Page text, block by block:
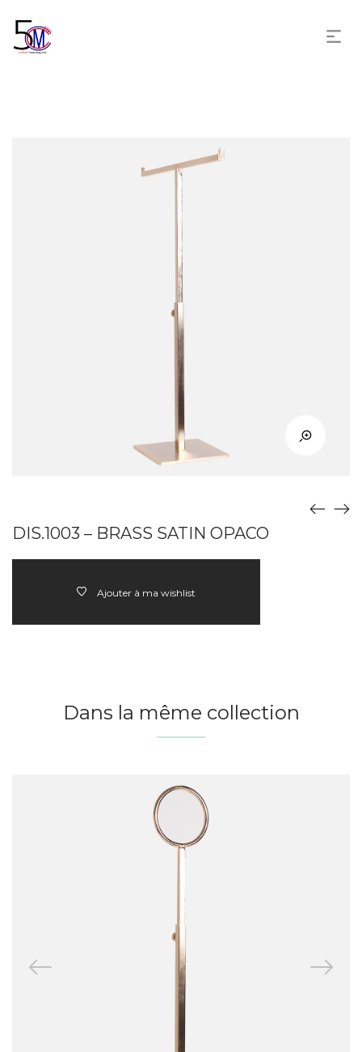
DIS.1003 – BRASS SATIN OPACO
Ajouter à ma wishlist
Dans la même collection